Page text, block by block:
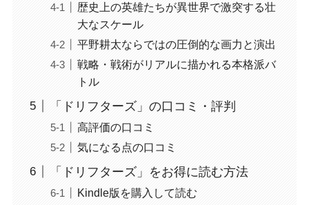
歴史上の英雄たちが異世界で激突する壮
大なスケール
平野耕太ならではの圧倒的な画力と演出
戦略・戦術がリアルに描かれる本格派バ
トル
「ドリフターズ」の口コミ・評判
高評価の口コミ
気になる点の口コミ
「ドリフターズ」をお得に読む方法
Kindle版を購入して読む